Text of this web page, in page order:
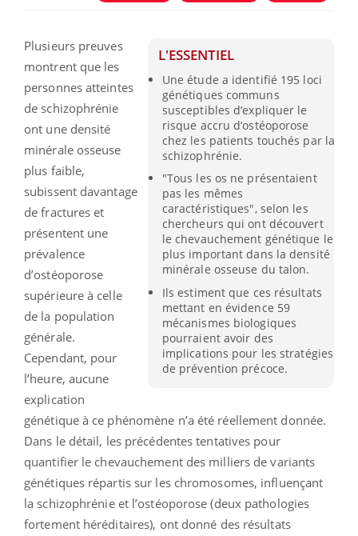
L'ESSENTIEL
Une étude a identifié 195 loci
génétiques communs
susceptibles d’expliquer le
risque accru d’ostéoporose
chez les patients touchés par la
schizophrénie.
"Tous les os ne présentaient
pas les mêmes
caractéristiques", selon les
chercheurs qui ont découvert
le chevauchement génétique le
plus important dans la densité
minérale osseuse du talon.
Ils estiment que ces résultats
mettant en évidence 59
mécanismes biologiques
pourraient avoir des
implications pour les stratégies
de prévention précoce.
Plusieurs preuves
montrent que les
personnes atteintes
de schizophrénie
ont une densité
minérale osseuse
plus faible,
subissent davantage
de fractures et
présentent une
prévalence
d’ostéoporose
supérieure à celle
de la population
générale.
Cependant, pour
l’heure, aucune
explication
génétique à ce phénomène n’a été réellement donnée.
Dans le détail, les précédentes tentatives pour
quantifier le chevauchement des milliers de variants
génétiques répartis sur les chromosomes, influençant
la schizophrénie et l’ostéoporose (deux pathologies
fortement héréditaires), ont donné des résultats